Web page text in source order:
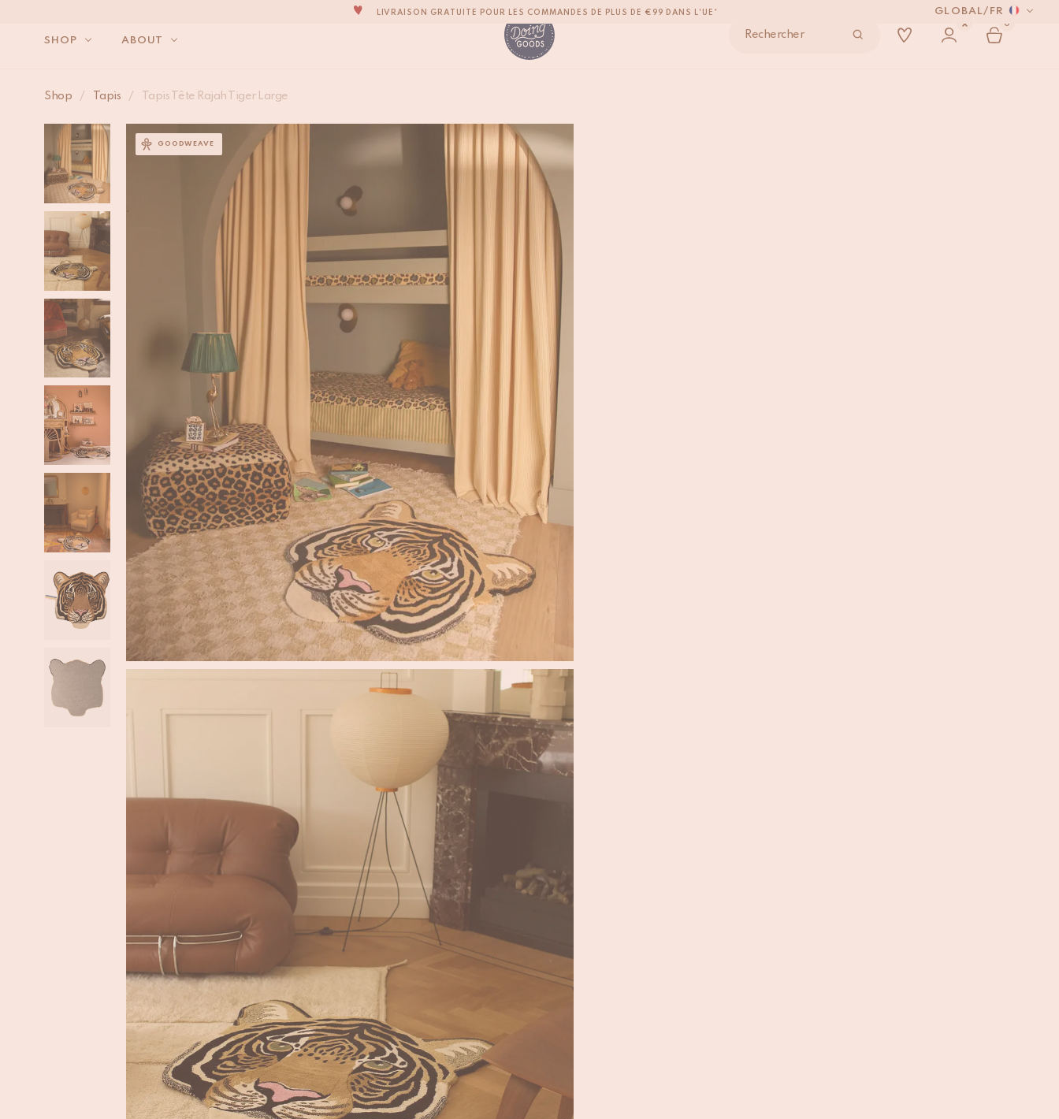
GLOBAL/ FR
LA MARQUE D’ACCESSOIRES POUR LA MAISON LA PLUS ADORABLE DU MONDE
TOUS NOS PRODUITS SONT 100 % FAITS À LA MAIN
NOUS NOUS ENGAGEONS À EXPÉDIER VOS ARTICLES SOUS 1 À 2 JOURS OUVRÉS.
LIVRAISON GRATUITE POUR LES COMMANDES DE PLUS DE €99 DANS L'UE*
SHOP ABOUT
Rechercher
0
Shop / Tapis / Tapis Tête Rajah Tiger Large
GOODWEAVE